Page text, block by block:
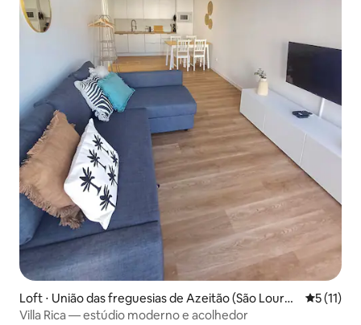
Loft ⋅ União das freguesias de Azeitão (São Louren
ço e São Simão)
5 de uma
5 (11)
Villa Rica — estúdio moderno e acolhedor